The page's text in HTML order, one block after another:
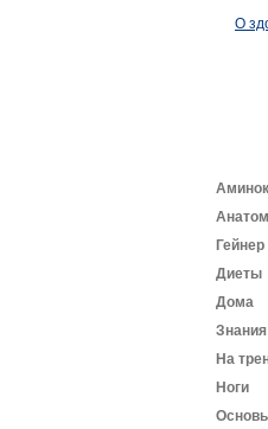
О
Гейнер
Диеты
Дома
Знания
На
Ноги